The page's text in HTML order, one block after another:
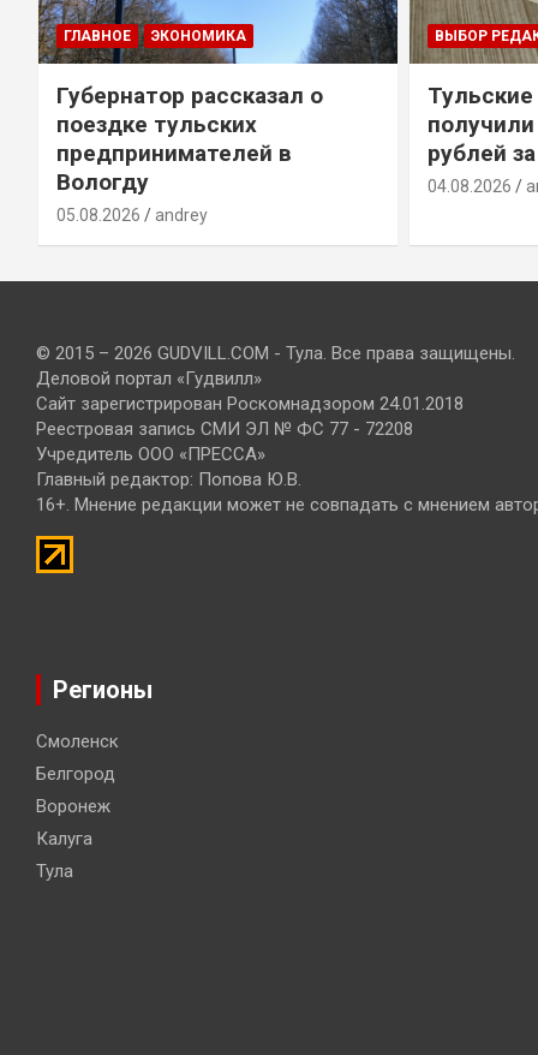
ГЛАВНОЕ ЭКОНОМИКА
Губернатор рассказал о
поездке тульских
предпринимателей в
Вологду
05.08.2026 andrey
ВЫБОР
рублей
04.08.2026
© 2015 – 2026 GUDVILL.COM - Тула. Все права защищены.
Деловой портал «Гудвилл»
Сайт зарегистрирован Роскомнадзором 24.01.2018
Реестровая запись СМИ ЭЛ № ФС 77 - 72208
Учредитель ООО «ПРЕССА»
Главный редактор: Попова Ю.В.
16+. Мнение редакции может не совпадать с мнением
Регионы
Смоленск
Белгород
Воронеж
Калуга
Тула